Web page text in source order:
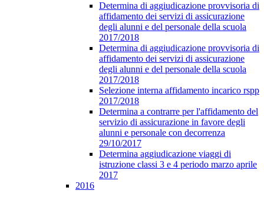
Determina di aggiudicazione provvisoria di
affidamento dei servizi di assicurazione
degli alunni e del personale della scuola
2017/2018
Determina di aggiudicazione provvisoria di
affidamento dei servizi di assicurazione
degli alunni e del personale della scuola
2017/2018
Selezione interna affidamento incarico rspp
2017/2018
Determina a contrarre per l'affidamento del
servizio di assicurazione in favore degli
alunni e personale con decorrenza
29/10/2017
Determina aggiudicazione viaggi di
istruzione classi 3 e 4 periodo marzo aprile
2017
2016